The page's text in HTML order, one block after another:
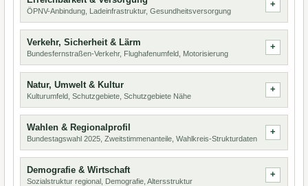
ÖPNV-Anbindung, Ladeinfrastruktur, Gesundheitsversorgung
Verkehr, Sicherheit & Lärm
Bundesfernstraßen-Verkehr, Flughafenumfeld, Motorisierung
Natur, Umwelt & Kultur
Kulturumfeld, Schutzgebiete, Schutzgebiete Nähe
Wahlen & Regionalprofil
Bundestagswahl 2025, Zweitstimmenanteile, Wahlkreis-Strukturdaten
Demografie & Wirtschaft
Sozialstruktur regional, Demografie, Altersstruktur